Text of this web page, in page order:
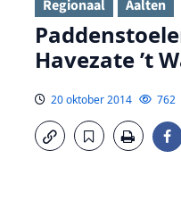
Regionaal Aalten
Havezate ’t
20 oktober 2014 762